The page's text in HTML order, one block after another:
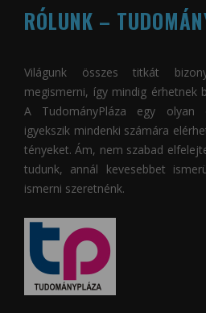
RÓLUNK –
Világunk összes titkát
megismerni, így mindig érhetnek
A TudományPláza egy olyan
igyekszik mindenki számára
tényeket. Ám, nem szabad
tudunk, annál kevesebbet
ismerni szeretnénk.